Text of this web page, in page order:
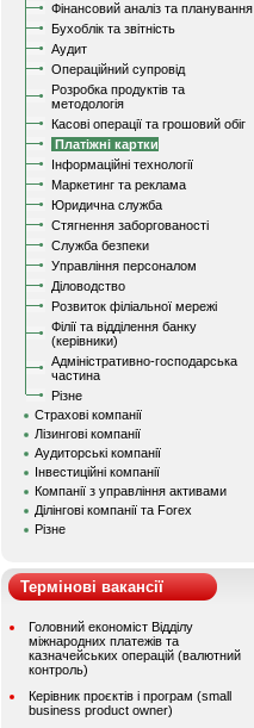
Фінансовий аналіз та планування
Бухоблік та звітність
Аудит
Операційний супровід
Розробка продуктів та
методологія
Касові операції та грошовий обіг
Платіжні картки
Інформаційні технології
Маркетинг та реклама
Юридична служба
Стягнення заборгованості
Служба безпеки
Управління персоналом
Діловодство
Розвиток філіальної мережі
Філії та відділення банку
(керівники)
Адміністративно-господарська
частина
Різне
Страхові компанії
Лізингові компанії
Аудиторські компанії
Інвестиційні компанії
Компанії з управління активами
Ділінгові компанії та Forex
Різне
Термінові вакансії
Головний економіст Відділу
міжнародних платежів та
казначейських операцій (валютний
контроль)
Керівник проєктів і програм (small
business product owner)